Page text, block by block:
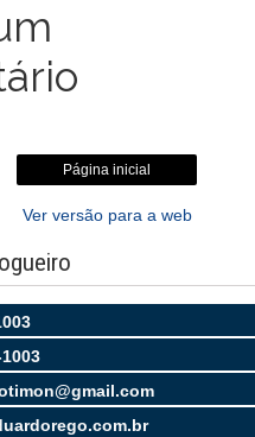
m
Página inicial
Ver versão para a web